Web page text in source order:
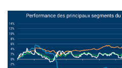
r
i
e
l